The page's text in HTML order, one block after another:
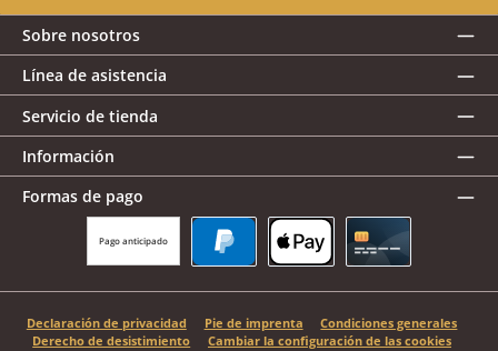
Sobre nosotros
Línea de asistencia
Servicio de tienda
Información
Formas de pago
Pago anticipado
Declaración de privacidad Pie de imprenta
Condiciones generales
Derecho de desistimiento
Cambiar la configuración de las cookies